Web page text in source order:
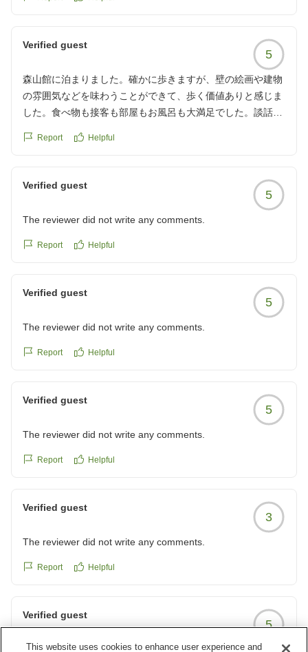
Verified guest
5
森山館に泊まりました。確かに歩きますが、壁の絵画や建物
の雰囲気などを味わうことができて、歩く価値ありと感じま
した。食べ物も接客も部屋もお風呂も大満足でした。談話室
他の画像やクチコミの詳細はこちらから
Report Helpful
Verified guest
5
The reviewer did not write any comments.
Report Helpful
Verified guest
5
The reviewer did not write any comments.
Report Helpful
Verified guest
5
The reviewer did not write any comments.
Report Helpful
Verified guest
3
The reviewer did not write any comments.
Report Helpful
Verified guest
5
川の眺めと朝食、貸切風呂で大満足の旅
This website uses cookies to enhance user experience and